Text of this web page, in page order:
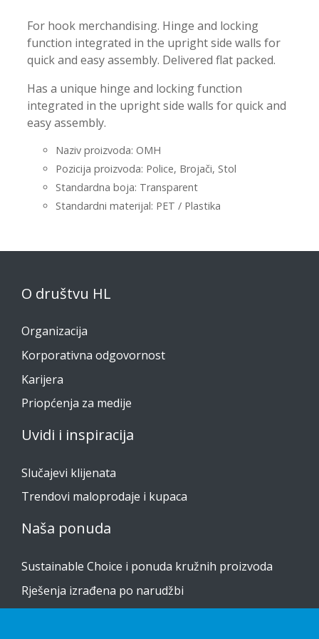
For hook merchandising. Hinge and locking
function integrated in the upright side walls for
quick and easy assembly. Delivered flat packed.
Has a unique hinge and locking function
integrated in the upright side walls for quick and
easy assembly.
Naziv proizvoda: OMH
Pozicija proizvoda: Police, Brojači, Stol
Standardna boja: Transparent
Standardni materijal: PET / Plastika
O društvu HL
Organizacija
Korporativna odgovornost
Karijera
Priopćenja za medije
Uvidi i inspiracija
Slučajevi klijenata
Trendovi maloprodaje i kupaca
Naša ponuda
Sustainable Choice i ponuda kružnih proizvoda
Rješenja izrađena po narudžbi